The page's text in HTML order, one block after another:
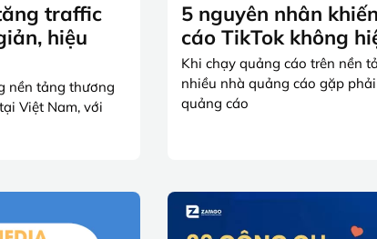
traffic
hiệu
nền tảng thương
Việt Nam, với
5 nguyên nhân
cáo TikTok không
Khi chạy quảng cáo trên nền
nhiều nhà quảng cáo gặp
quảng cáo